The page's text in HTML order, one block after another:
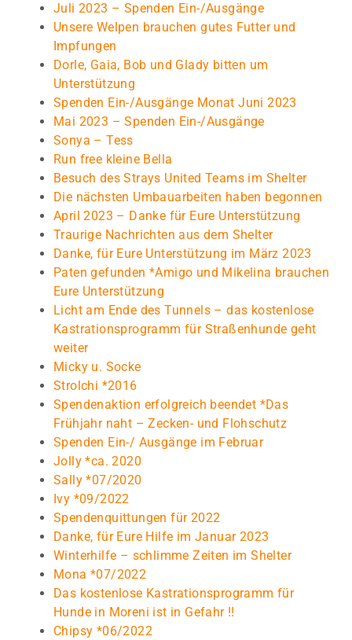
Juli 2023 – Spenden Ein-/Ausgänge
Unsere Welpen brauchen gutes Futter und
Impfungen
Dorle, Gaia, Bob und Glady bitten um
Unterstützung
Spenden Ein-/Ausgänge Monat Juni 2023
Mai 2023 – Spenden Ein-/Ausgänge
Sonya – Tess
Run free kleine Bella
Besuch des Strays United Teams im Shelter
Die nächsten Umbauarbeiten haben begonnen
April 2023 – Danke für Eure Unterstützung
Traurige Nachrichten aus dem Shelter
Danke, für Eure Unterstützung im März 2023
Paten gefunden *Amigo und Mikelina brauchen
Eure Unterstützung
Licht am Ende des Tunnels – das kostenlose
Kastrationsprogramm für Straßenhunde geht
weiter
Micky u. Socke
Strolchi *2016
Spendenaktion erfolgreich beendet *Das
Frühjahr naht – Zecken- und Flohschutz
Spenden Ein-/ Ausgänge im Februar
Jolly *ca. 2020
Sally *07/2020
Ivy *09/2022
Spendenquittungen für 2022
Danke, für Eure Hilfe im Januar 2023
Winterhilfe – schlimme Zeiten im Shelter
Mona *07/2022
Das kostenlose Kastrationsprogramm für
Hunde in Moreni ist in Gefahr !!
Chipsy *06/2022